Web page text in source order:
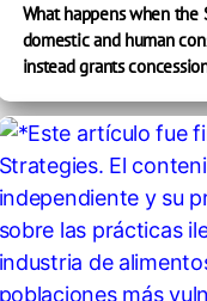
What happens when
domestic and human
instead grants